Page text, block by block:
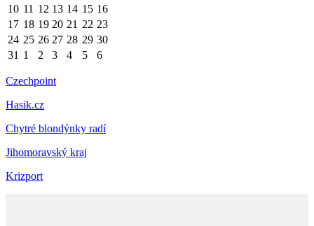
10 11 12 13 14 15 16
17 18 19 20 21 22 23
24 25 26 27 28 29 30
31 1 2 3 4 5 6
Czechpoint
Hasik.cz
Chytré blondýnky radí
Jihomoravský kraj
Krizport